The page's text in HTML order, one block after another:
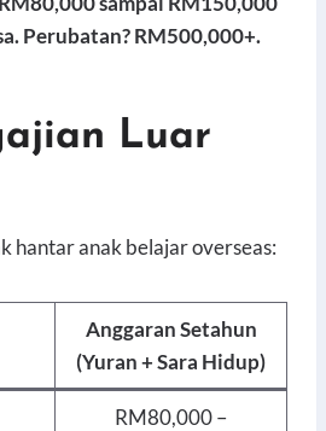
Perubatan? RM500,000+.
Luar
hantar anak belajar overseas:
Anggaran Setahun
(Yuran + Sara Hidup)
RM80,000 –